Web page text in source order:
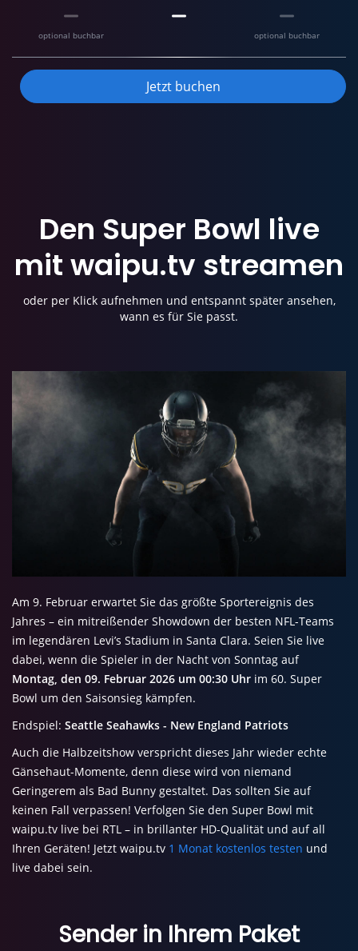
optional buchbar optional buchbar
Jetzt buchen
Den Super Bowl live
mitwaipu.tv streamen
oder per Klick aufnehmen und entspannt später ansehen,
wann es für Sie passt.
Am 9. Februar erwartet Sie das größte Sportereignis des
Jahres – ein mitreißender Showdown der besten NFL-Teams
im legendären Levi’s Stadium in Santa Clara. Seien Sie live
dabei, wenn die Spieler in der Nacht von Sonntag auf
Montag, den 09. Februar 2026 um 00:30 Uhr im 60. Super
Bowl um den Saisonsieg kämpfen.
Endspiel: Seattle Seahawks - New England Patriots
Auch die Halbzeitshow verspricht dieses Jahr wieder echte
Gänsehaut-Momente, denn diese wird von niemand
Geringerem als Bad Bunny gestaltet. Das sollten Sie auf
keinen Fall verpassen! Verfolgen Sie den Super Bowl mit
waipu.tv live bei RTL – in brillanter HD-Qualität und auf all
Ihren Geräten! Jetzt waipu.tv 1 Monat kostenlos testen und
live dabei sein.
Sender in Ihrem Paket